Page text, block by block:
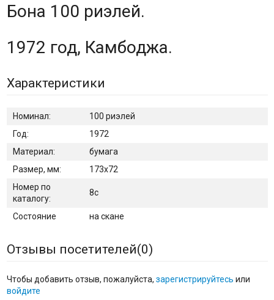
Бона 100 риэлей.
1972 год, Камбоджа.
Характеристики
Номинал:
100 риэлей
Год:
1972
Материал:
бумага
Размер, мм:
173х72
Номер по
каталогу:
8c
Состояние на скане
Отзывы посетителей(0)
Чтобы добавить отзыв, пожалуйста, зарегистрируйтесь или
войдите